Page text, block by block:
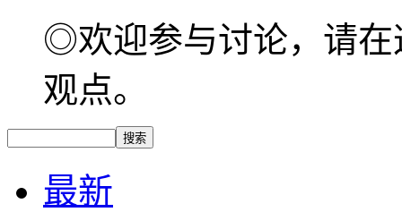
◎欢迎参与讨论，请在
观点。
最新